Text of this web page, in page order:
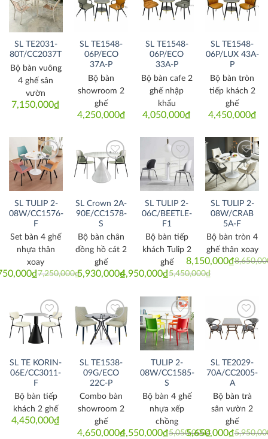
Thích
SL TE2031-
80T/CC2037T
7,150,000₫
Bộ bàn vuông
4 ghế sân
vườn
Thích
SL TE1548-
06P/ECO
37A-P
4,250,000₫
Bộ bàn
showroom 2
ghế
Thích
SL TE1548-
06P/ECO
33A-P
4,050,000₫
Bộ bàn cafe 2
ghế nhập
khẩu
Thích
SL TE1548-
06P/LUX 43A-
P
4,450,000₫
Bộ bàn tròn
tiếp khách 2
ghế
Thích
SL TULIP 2-
08W/CC1576-
F
7,250,000₫
Original
7,250,000₫.
₫Current
6,750,000₫.
Set bàn 4 ghế
nhựa thân
xoay
Thích
SL Crown 2A-
90E/CC1578-
S
5,930,000₫
Bộ bàn chân
đồng hồ cát 2
ghế
Thích
SL TULIP 2-
06C/BEETLE-
F1
5,450,000₫
Original
5,450,000₫.
4,950,000₫Current
4,950,000₫.
Bộ bàn tiếp
khách Tulip 2
ghế
Thích
SL TULIP 2-
08W/CRAB
5A-F
Original
8,150,000₫Current
Bộ bàn tròn 4
ghế thân xoay
Thích
SL TE KORIN-
06E/CC3011-
F
4,450,000₫
Bộ bàn tiếp
khách 2 ghế
Thích
SL TE1538-
09G/ECO
22C-P
4,650,000₫
Combo bàn
showroom 2
ghế
Thích
TULIP 2-
08W/CC1585-
S
5,050,000₫
Original
4,550,000₫Current
Bộ bàn 4 ghế
nhựa xếp
chồng
Thích
SL TE2029-
70A/CC2005-
A
Original
5,650,000₫Current
Bộ bàn trà
sân vườn 2
ghế